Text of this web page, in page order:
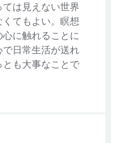
は見えない世界
てもよい。瞑想
に触れることに
日常生活が送れ
も大事なことで